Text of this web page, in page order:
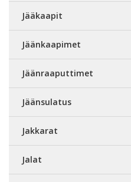
Jääkaapit
Jäänkaapimet
Jäänraaputtimet
Jäänsulatus
Jakkarat
Jalat